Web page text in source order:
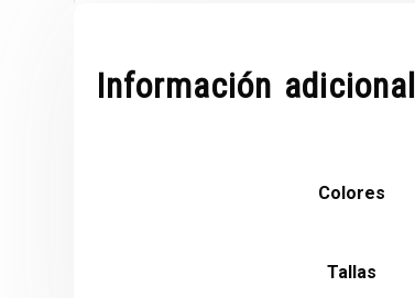
Información adicional
Colores
Tallas